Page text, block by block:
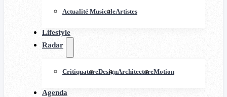
Actualité MusicaleArtistes
Lifestyle
Radar
CritiquatureDesignArchitectureMotion
Agenda